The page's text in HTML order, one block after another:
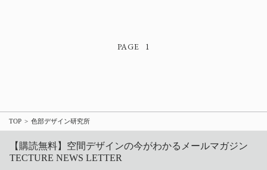
1
TOP 色部デザイン研究所
【購読無料】空間デザインの今がわかるメールマガジン
TECTURE NEWS LETTER